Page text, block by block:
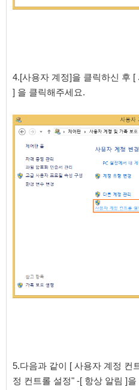
4.[사용자 계정]을 클릭하신 후
] 을 클릭해주세요.
5.다음과 같이 [ 사용자 계정 컨
정 컨트롤 설정" -[ 항상 알림 ]을